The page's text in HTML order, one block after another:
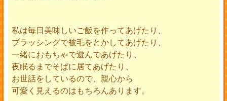
私は毎日美味しいご飯を作ってあげたり、
ブラッシングで被毛をとかしてあげたり、
一緒におもちゃで遊んであげたり、
夜眠るまでそばに居てあげたり、
お世話をしているので、親心から
可愛く見えるのはもちろんあります。